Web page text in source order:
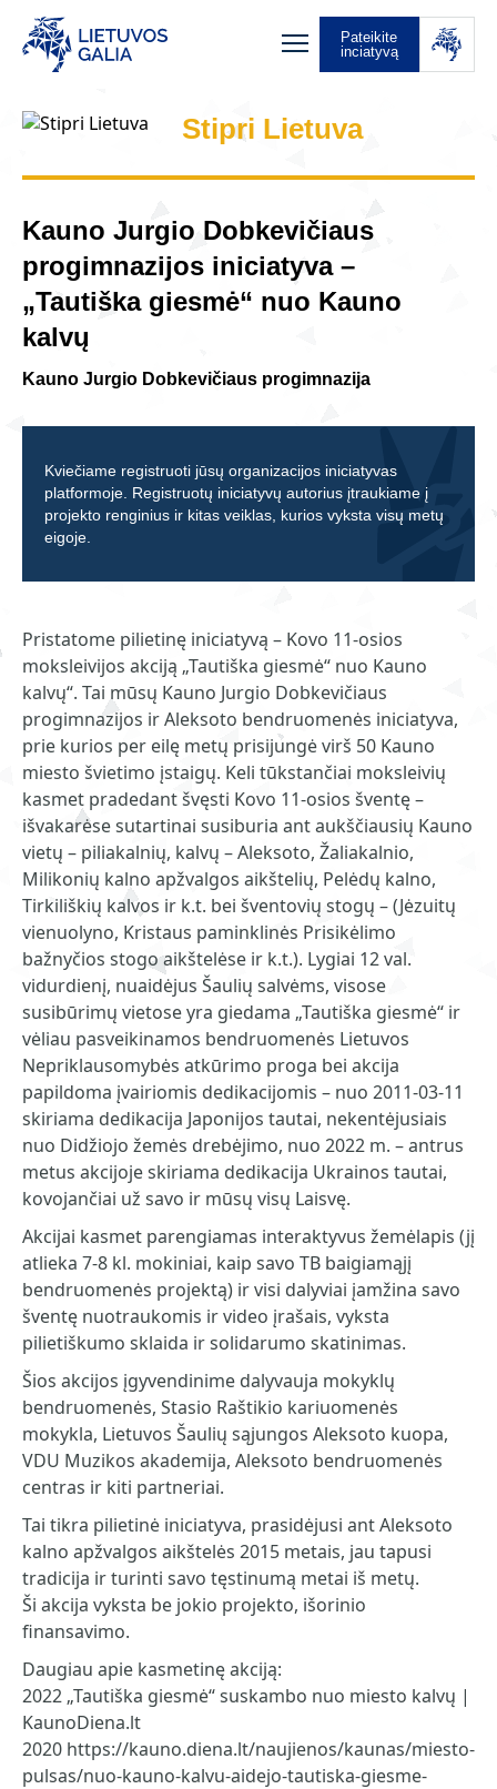
Pateikite
inciatyvą
Stipri Lietuva
Kauno Jurgio Dobkevičiaus
progimnazijos iniciatyva –
„Tautiška giesmė“ nuo Kauno
kalvų
Kauno Jurgio Dobkevičiaus progimnazija
Kviečiame registruoti jūsų organizacijos iniciatyvas
platformoje. Registruotų iniciatyvų autorius įtraukiame į
projekto renginius ir kitas veiklas, kurios vyksta visų metų
eigoje.
Pristatome pilietinę iniciatyvą – Kovo 11-osios
moksleivijos akciją „Tautiška giesmė“ nuo Kauno
kalvų“. Tai mūsų Kauno Jurgio Dobkevičiaus
progimnazijos ir Aleksoto bendruomenės iniciatyva,
prie kurios per eilę metų prisijungė virš 50 Kauno
miesto švietimo įstaigų. Keli tūkstančiai moksleivių
kasmet pradedant švęsti Kovo 11-osios šventę –
išvakarėse sutartinai susiburia ant aukščiausių Kauno
vietų – piliakalnių, kalvų – Aleksoto, Žaliakalnio,
Milikonių kalno apžvalgos aikštelių, Pelėdų kalno,
Tirkiliškių kalvos ir k.t. bei šventovių stogų – (Jėzuitų
vienuolyno, Kristaus paminklinės Prisikėlimo
bažnyčios stogo aikštelėse ir k.t.). Lygiai 12 val.
vidurdienį, nuaidėjus Šaulių salvėms, visose
susibūrimų vietose yra giedama „Tautiška giesmė“ ir
vėliau pasveikinamos bendruomenės Lietuvos
Nepriklausomybės atkūrimo proga bei akcija
papildoma įvairiomis dedikacijomis – nuo 2011-03-11
skiriama dedikacija Japonijos tautai, nekentėjusiais
nuo Didžiojo žemės drebėjimo, nuo 2022 m. – antrus
metus akcijoje skiriama dedikacija Ukrainos tautai,
kovojančiai už savo ir mūsų visų Laisvę.
Akcijai kasmet parengiamas interaktyvus žemėlapis (jį
atlieka 7-8 kl. mokiniai, kaip savo TB baigiamąjį
bendruomenės projektą) ir visi dalyviai įamžina savo
šventę nuotraukomis ir video įrašais, vyksta
pilietiškumo sklaida ir solidarumo skatinimas.
Šios akcijos įgyvendinime dalyvauja mokyklų
bendruomenės, Stasio Raštikio kariuomenės
mokykla, Lietuvos Šaulių sąjungos Aleksoto kuopa,
VDU Muzikos akademija, Aleksoto bendruomenės
centras ir kiti partneriai.
Tai tikra pilietinė iniciatyva, prasidėjusi ant Aleksoto
kalno apžvalgos aikštelės 2015 metais, jau tapusi
tradicija ir turinti savo tęstinumą metai iš metų.
Ši akcija vyksta be jokio projekto, išorinio
finansavimo.
Daugiau apie kasmetinę akciją:
2022 „Tautiška giesmė“ suskambo nuo miesto kalvų |
KaunoDiena.lt
2020 https://kauno.diena.lt/naujienos/kaunas/miesto-
pulsas/nuo-kauno-kalvu-aidejo-tautiska-giesme-